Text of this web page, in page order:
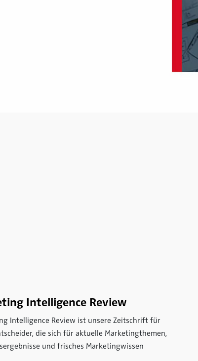
Intelligence Review
Intelligence Review ist unsere Zeitschrift für
die sich für aktuelle Marketingthemen,
und frisches Marketingwissen